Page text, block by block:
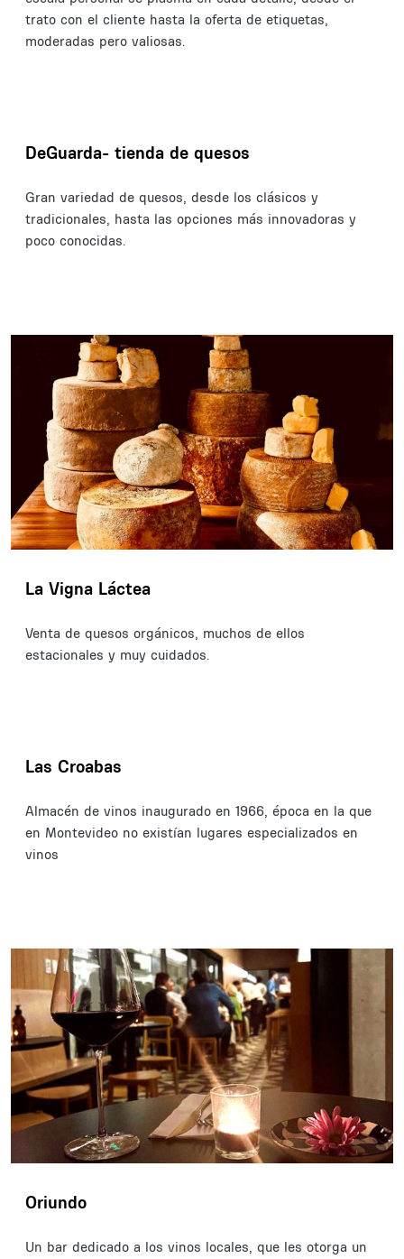
trato con el cliente hasta la oferta de etiquetas,
moderadas pero valiosas.
DeGuarda- tienda de quesos
Gran variedad de quesos, desde los clásicos y
tradicionales, hasta las opciones más innovadoras y
poco conocidas.
La Vigna Láctea
Venta de quesos orgánicos, muchos de ellos
estacionales y muy cuidados.
Las Croabas
Almacén de vinos inaugurado en 1966, época en la que
en Montevideo no existían lugares especializados en
vinos
Oriundo
Un bar dedicado a los vinos locales, que les otorga un